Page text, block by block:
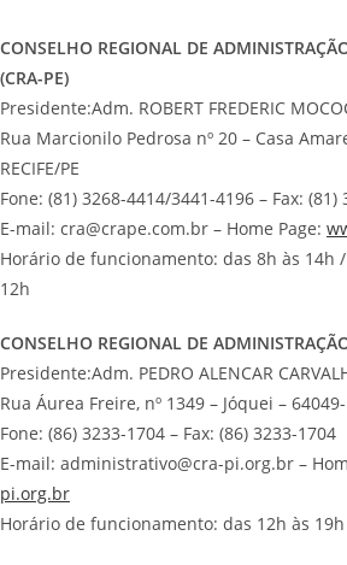
CONSELHO REGIONAL DE
(CRA-PE)
Presidente:Adm. ROBERT FREDERIC
Rua Marcionilo Pedrosa nº 20 – Casa
RECIFE/PE
Fone: (81) 3268-4414/3441-4196 – Fax: (81)
E-mail: cra@crape.com.br – Home Page:
Horário de funcionamento: das 8h às 14h
12h
CONSELHO REGIONAL DE
Presidente:Adm. PEDRO ALENCAR
Rua Áurea Freire, nº 1349 – Jóquei – 64049-
Fone: (86) 3233-1704 – Fax: (86) 3233-1704
E-mail: administrativo@cra-pi.org.br –
pi.org.br
Horário de funcionamento: das 12h às 19h